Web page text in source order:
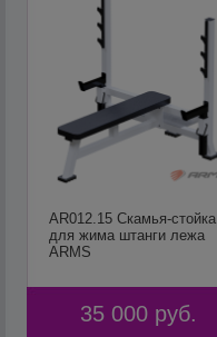
AR012.15 Скамья-стойка
для жима штанги лежа
ARMS
35 000 руб.